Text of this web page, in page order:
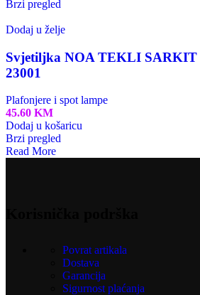
Brzi pregled
Dodaj u želje
Svjetiljka NOA TEKLI SARKIT
23001
Plafonjere i spot lampe
45.60 KM
Dodaj u košaricu
Brzi pregled
Read More
Povrat artikala
Dostava
Garancija
Sigurnost plaćanja